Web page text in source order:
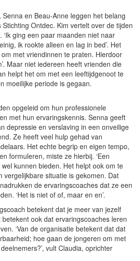
Senna en Beau-Anne leggen het belang
Ontdec. Kim vertelt over de tijden
ging een paar maanden niet naar
ik rookte alleen en lag in bed’. Het
met vriendinnen te praten. Hierdoor
Maar niet iedereen heeft vrienden die
helpt het om met een leeftijdgenoot te
moeilijke periode is gegaan.
opgeleid om hun professionele
met hun ervaringskennis. Senna geeft
depressie en verslaving in een onveilige
Ze heeft veel hulp gehad van
Het echte begrip en eigen tempo,
formuleren, miste ze hierbij. ‘Een
kunnen bieden. Het helpt ook om te
vergelijkbare situatie is gekomen. Dat
de ervaringscoaches dat ze een
‘Het is niet of of, maar en en’.
betekent dat je meer van jezelf
ook dat ervaringscoaches leren
‘Van de organisatie betekent dat dat
hoe gaan de jongeren om met
vult Claudia, oprichter